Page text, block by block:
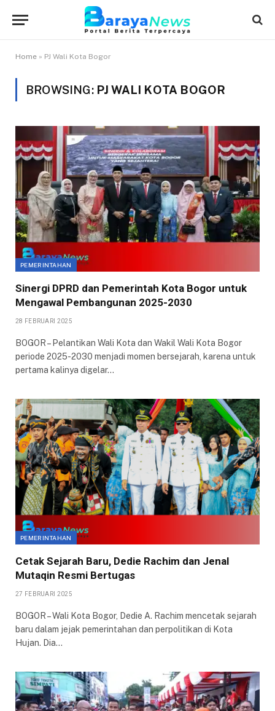
Home » PJ Wali Kota Bogor
BROWSING: PJ WALI KOTA BOGOR
PEMERINTAHAN
Sinergi DPRD dan Pemerintah Kota Bogor untuk
Mengawal Pembangunan 2025-2030
28 FEBRUARI 2025
BOGOR – Pelantikan Wali Kota dan Wakil Wali Kota Bogor
periode 2025-2030 menjadi momen bersejarah, karena untuk
pertama kalinya digelar…
PEMERINTAHAN
Cetak Sejarah Baru, Dedie Rachim dan Jenal
Mutaqin Resmi Bertugas
27 FEBRUARI 2025
BOGOR – Wali Kota Bogor, Dedie A. Rachim mencetak sejarah
baru dalam jejak pemerintahan dan perpolitikan di Kota
Hujan. Dia…